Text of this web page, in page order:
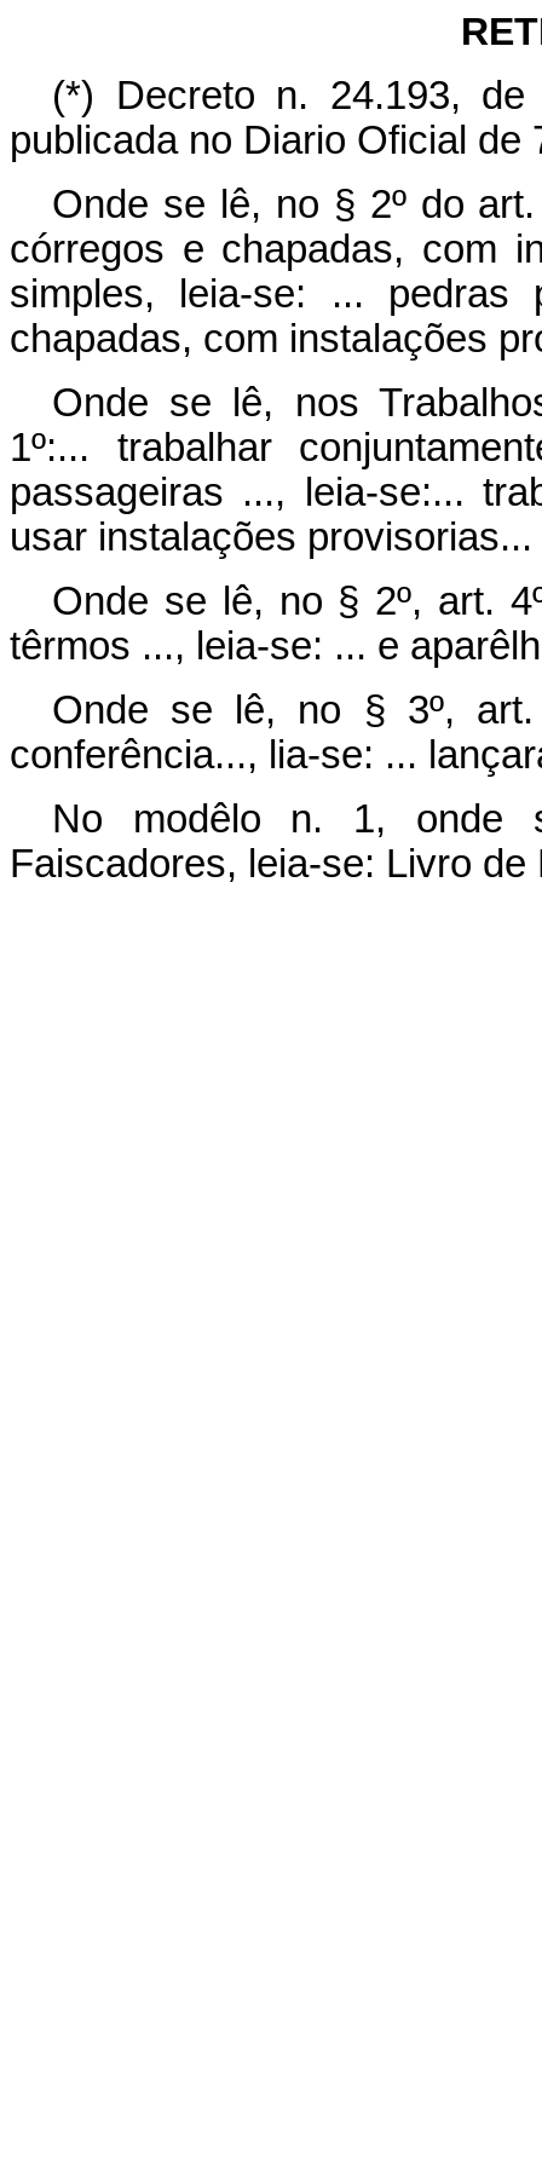
(*) Decreto n. 24.193,
publicada no Diario Oficial de
Onde se lê, no § 2º do
córregos e chapadas, com
simples, leia-se: ...
chapadas, com instalações
Onde se lê, nos
1º:... trabalhar
passageiras ..., leia-se:...
usar instalações provisorias...
Onde se lê, no § 2º, art.
têrmos ..., leia-se: ... e
Onde se lê, no § 3º,
conferência..., lia-se: ...
No modêlo n. 1, onde
Faiscadores, leia-se: Livro